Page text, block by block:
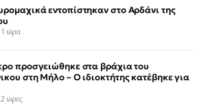
εντοπίστηκαν στο Αρδάνι της
1 ώρα
προσγειώθηκε στα βράχια του
στη Μήλο – Ο ιδιοκτήτης κατέβηκε για
ώρες